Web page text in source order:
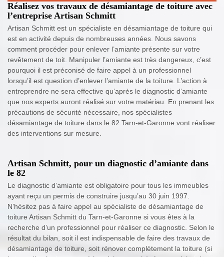
Réalisez vos travaux de désamiantage de toiture avec
l’entreprise Artisan Schmitt
Artisan Schmitt est un spécialiste en désamiantage de toiture qui
est en activité depuis de nombreuses années. Nous savons
comment procéder pour enlever l’amiante présente sur votre
revêtement de toit. Manipuler l’amiante est très dangereux, c’est
pourquoi il est préconisé de faire appel à un professionnel
lorsqu’il est question d’enlever l’amiante de la toiture. L’action à
entreprendre ne sera effective qu’après le diagnostic d’amiante
que nos experts auront réalisé sur votre matériau. En prenant les
précautions de sécurité nécessaire, nos spécialistes
désamiantage de toiture dans le 82 Tarn-et-Garonne vont réaliser
des interventions sur mesure.
Artisan Schmitt, pour un diagnostic d’amiante dans
le 82
Le diagnostic d’amiante est obligatoire pour tous les immeubles
ayant reçu un permis de construire jusqu’au 30 juin 1997.
N’hésitez pas à faire appel au spécialiste de désamiantage de
toiture Artisan Schmitt du Tarn-et-Garonne si vous êtes à la
recherche d’un professionnel pour réaliser ce diagnostic. Selon le
résultat du bilan, soit il est indispensable de faire des travaux de
désamiantage de toiture, soit rénover complètement la toiture (si